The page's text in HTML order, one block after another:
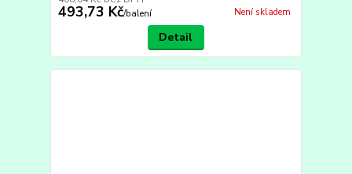
493,73 Kč/balení Není skladem
Detail